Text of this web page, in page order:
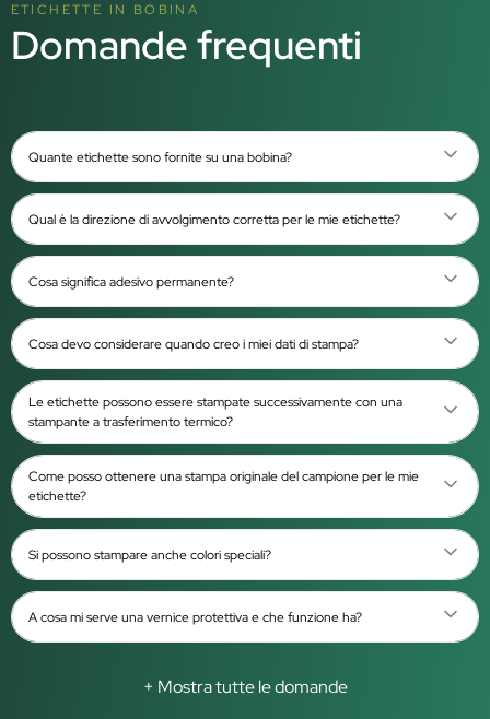
ETICHETTE IN BOBINA
Domande frequenti
Quante etichette sono fornite su una bobina?
Qual è la direzione di avvolgimento corretta per le mie etichette?
Cosa significa adesivo permanente?
Cosa devo considerare quando creo i miei dati di stampa?
Le etichette possono essere stampate successivamente con una
stampante a trasferimento termico?
Come posso ottenere una stampa originale del campione per le mie
etichette?
Si possono stampare anche colori speciali?
A cosa mi serve una vernice protettiva e che funzione ha?
+ Mostra tutte le domande